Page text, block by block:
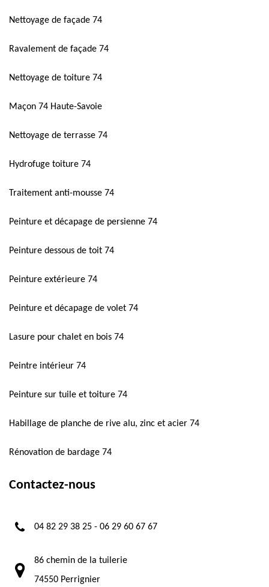
Nettoyage de façade 74
Ravalement de façade 74
Nettoyage de toiture 74
Maçon 74 Haute-Savoie
Nettoyage de terrasse 74
Hydrofuge toiture 74
Traitement anti-mousse 74
Peinture et décapage de persienne 74
Peinture dessous de toit 74
Peinture extérieure 74
Peinture et décapage de volet 74
Lasure pour chalet en bois 74
Peintre intérieur 74
Peinture sur tuile et toiture 74
Habillage de planche de rive alu, zinc et acier 74
Rénovation de bardage 74
Contactez-nous
04 82 29 38 25 - 06 29 60 67 67
86 chemin de la tuilerie
74550 Perrignier